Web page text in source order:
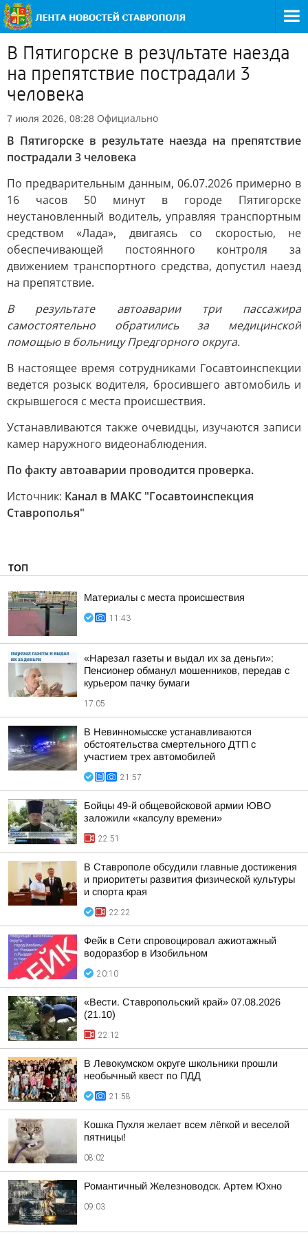
В Пятигорске в результате наезда
на препятствие пострадали 3
человека
7 июля 2026, 08:28 Официально
В Пятигорске в результате наезда на препятствие
пострадали 3 человека
По предварительным данным, 06.07.2026 примерно в
16 часов 50 минут в городе Пятигорске
неустановленный водитель, управляя транспортным
средством «Лада», двигаясь со скоростью, не
обеспечивающей постоянного контроля за
движением транспортного средства, допустил наезд
на препятствие.
В результате автоаварии три пассажира
самостоятельно обратились за медицинской
помощью в больницу Предгорного округа.
В настоящее время сотрудниками Госавтоинспекции
ведется розыск водителя, бросившего автомобиль и
скрывшегося с места происшествия.
Устанавливаются также очевидцы, изучаются записи
камер наружного видеонаблюдения.
По факту автоаварии проводится проверка.
Источник: Канал в МАКС "Госавтоинспекция
Ставрополья"
ТОП
Материалы с места происшествия
11:43
«Нарезал газеты и выдал их за деньги»:
Пенсионер обманул мошенников, передав с
курьером пачку бумаги
17:05
В Невинномысске устанавливаются
обстоятельства смертельного ДТП с
участием трех автомобилей
21:57
Бойцы 49-й общевойсковой армии ЮВО
заложили «капсулу времени»
22:51
В Ставрополе обсудили главные достижения
и приоритеты развития физической культуры
и спорта края
22:22
Фейк в Сети спровоцировал ажиотажный
водоразбор в Изобильном
20:10
«Вести. Ставропольский край» 07.08.2026
(21.10)
22:12
В Левокумском округе школьники прошли
необычный квест по ПДД
21:58
Кошка Пухля желает всем лёгкой и веселой
пятницы!
08:02
Романтичный Железноводск. Артем Юхно
09:03